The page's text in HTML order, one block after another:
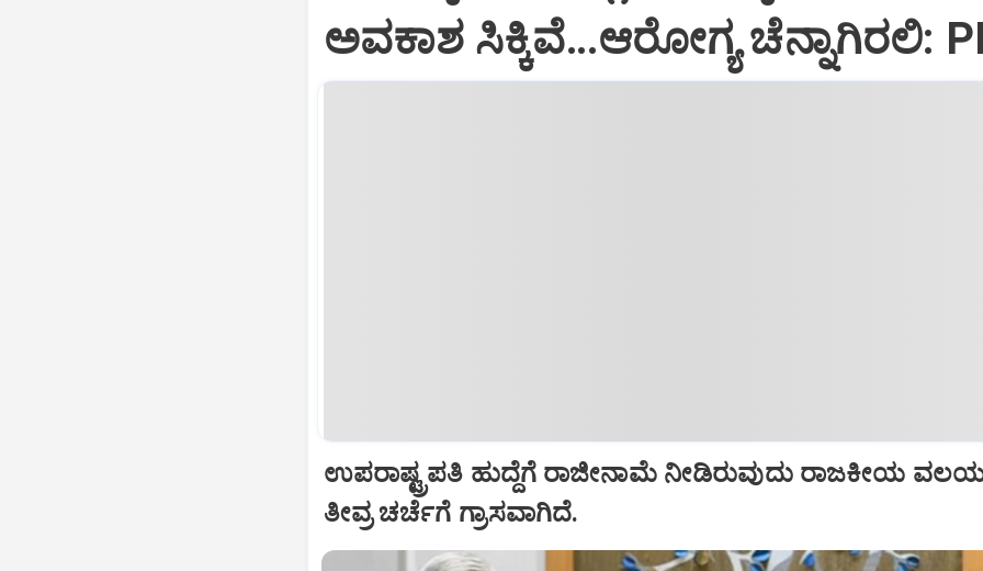
ಅವಕಾಶ ಸಿಕ್ಕಿವೆ…ಆರೋಗ್ಯ ಚೆನ್ನಾಗಿರಲಿ:
ಉಪರಾಷ್ಟ್ರಪತಿ ಹುದ್ದೆಗೆ ರಾಜೀನಾಮೆ ನೀಡಿರುವುದು ರಾಜಕೀಯ
ತೀವ್ರ ಚರ್ಚೆಗೆ ಗ್ರಾಸವಾಗಿದೆ.